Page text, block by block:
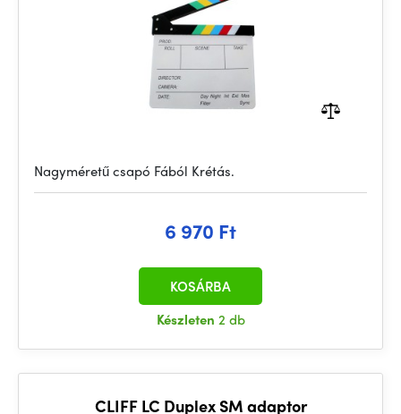
Nagyméretű csapó Fából Krétás.
6 970 Ft
Készleten 2 db
KOSÁRBA
CLIFF LC Duplex SM adaptor